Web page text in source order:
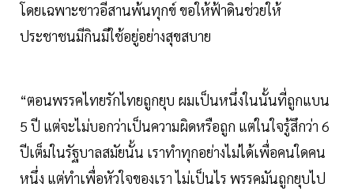
โดยเฉพาะชาวอีสานพ้นทุกข์ ขอให้ฟ้าดินช่วยให้
ประชาชนมีกินมีใช้อยู่อย่างสุขสบาย
“ตอนพรรคไทยรักไทยถูกยุบ ผมเป็นหนึ่งในนั้นที่ถูกแบน
5 ปี แต่จะไม่บอกว่าเป็นความผิดหรือถูก แต่ในใจรู้สึกว่า 6
ปีเต็มในรัฐบาลสมัยนั้น เราทำทุกอย่างไม่ได้เพื่อคนใดคน
หนึ่ง แต่ทำเพื่อหัวใจของเรา ไม่เป็นไร พรรคมันถูกยุบไป